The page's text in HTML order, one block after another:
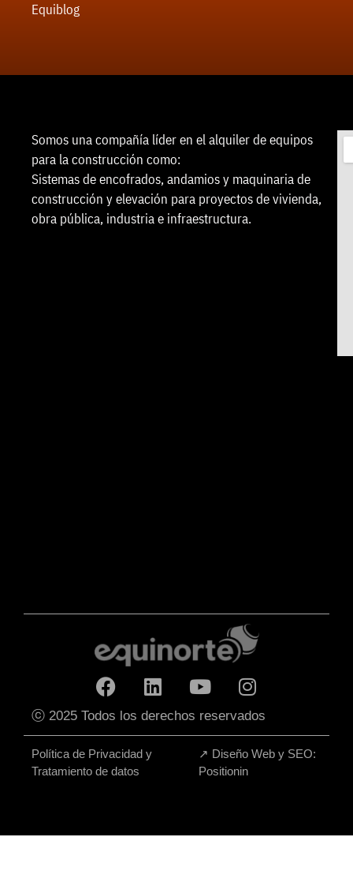
Equiblog
Somos una compañía líder en el alquiler de equipos
para la construcción como:
Sistemas de encofrados, andamios y maquinaria de
construcción y elevación para proyectos de vivienda,
obra pública, industria e infraestructura.
ⓒ 2025 Todos los derechos reservados
Política de Privacidad y
Tratamiento de datos
↗ Diseño Web y SEO:
Positionin